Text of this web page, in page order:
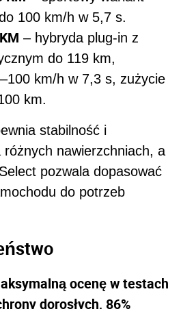
100 km/h w 5,7 s.
– hybryda plug-in z
do 119 km,
km/h w 7,3 s, zużycie
km.
stabilność i
różnych nawierzchniach, a
pozwala dopasować
do potrzeb
ocenę w testach
dorosłych, 86%